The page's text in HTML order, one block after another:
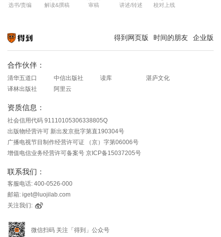
选书/责编 解读&撰稿 审稿 讲述/转述 校对上线
得到网页版 时间的朋友 企业版
合作伙伴：
清华五道口 中信出版社 读库
湛庐文化
译林出版社
阿里云
资质信息：
社会信用代码 91110105306338805Q
出版物经营许可 新出发京批字第直190304号
广播电视节目制作经营许可证 （京）字第06006号
增值电信业务经营许可备案号 京ICP备15037205号
联系我们：
客服电话: 400-0526-000
邮箱: iget@luojilab.com
关注我们:
微信扫码 关注「得到」公众号